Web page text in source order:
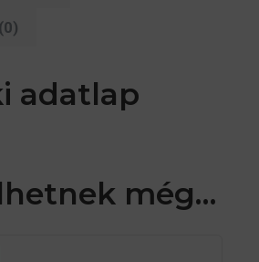
adatlap
még…